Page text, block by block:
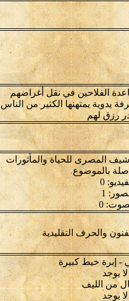
الفلاحين في نقل أغراضهم
يدوية يمتهنها الكثير من الناس
رزق لهم
المصرى للحياة والمأثورات
بالموضوع
0
1
0
والحرف التقليدية
إبرة خيط كبيرة
يوجد
من الليف
لا يوجد